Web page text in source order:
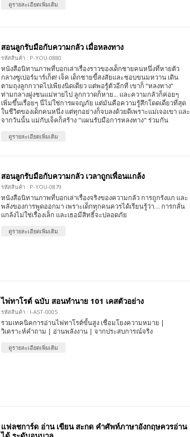
ดูรายละเอียดเพิ่มเติม
สอนลูกรับมือกับความกลัว เมื่อหลงทาง
รหัสสินค้า : P-YOU-0880
หนังสือนิทานภาพที่บอกเล่าเรื่องราวของเด็กชายคนหนึ่งที่หายตัว
กลางซูเปอร์มาร์เก็ต! เจ็ค เด็กชายขี้สงสัยและชอบขนมหวาน เดิน
ตามถุงลูกกวาดไปเพียงนิดเดียว แต่พอรู้ตัวอีกที เขาก็ “หลงทาง”
ท่ามกลางฝูงชนแม่หายไป ลูกกวาดก็หาย... และความกลัวก็ค่อยๆ
เพิ่มขึ้นเรื่อยๆ นี่ไม่ใช่การผจญภัย แต่มันคือความรู้สึกโดดเดี่ยวที่สุด
ในชีวิตของเด็กคนหนึ่ง แต่ทุกอย่างก็จบลงด้วยดีเพราะแม่เจอเขา และ
จากวันนั้น แม่กับเจ็คก็สร้าง "แผนรับมือการหลงทาง" ร่วมกัน
ดูรายละเอียดเพิ่มเติม
สอนลูกรับมือกับความกลัว เวลาถูกเพื่อนแกล้ง
รหัสสินค้า : P-YOU-0879
หนังสือนิทานภาพที่บอกเล่าเรื่องจริงของความกลัว การถูกรังแก และ
พลังของการพูดออกมา เพราะเด็กทุกคนควรได้เรียนรู้ว่า… การกลั่น
แกล้งไม่ใช่เรื่องเล็ก และเธอมีสิทธิ์จะปลอดภัย
ดูรายละเอียดเพิ่มเติม
ไพ่ทาโรต์ ฉบับ สอนทำนาย 101 เคสตัวอย่าง
รหัสสินค้า : I-AST-0005
รวมเทคนิคการอ่านไพ่ทาโรต์ขั้นสูง เชื่อมโยงความหมาย |
วิเคราะห์คำถาม | อ่านพลังงาน | จากประสบการณ์จริง
ดูรายละเอียดเพิ่มเติม
แฟลชการ์ด อ่าน เขียน สะกด คำศัพท์ภาษาอังกฤษควรอ่าน